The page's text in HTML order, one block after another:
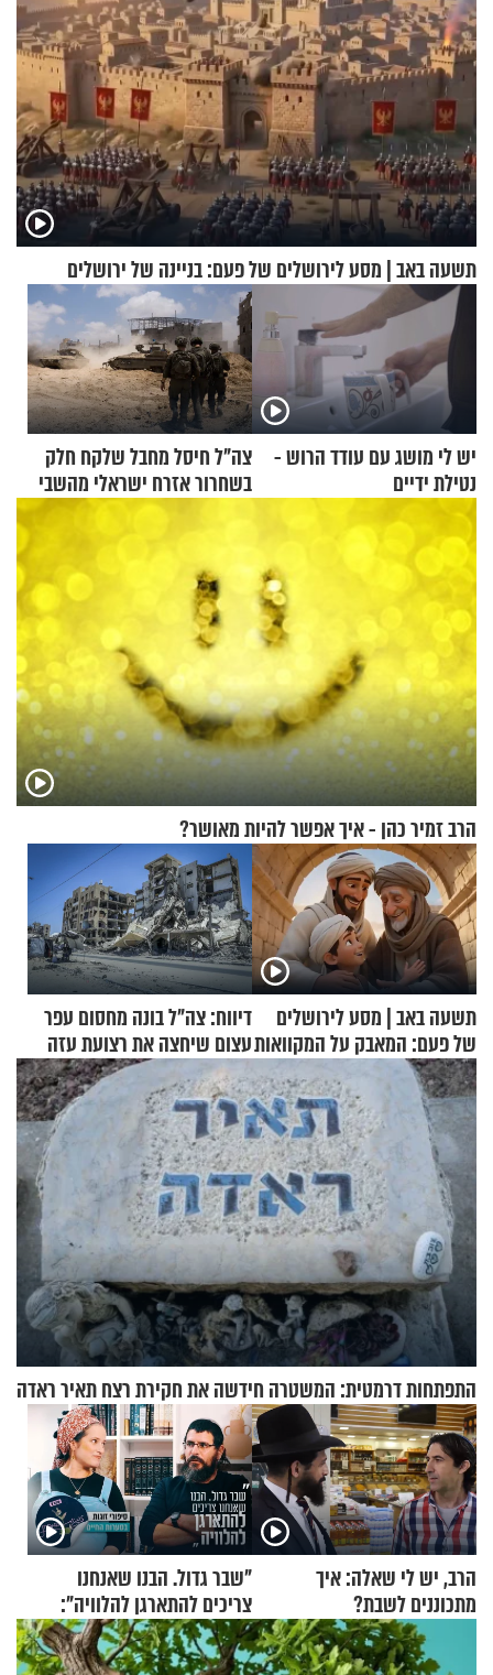
תשעה באב | מסע לירושלים של פעם: בניינה של ירושלים
יש לי מושג עם עודד הרוש -
נטילת ידיים
צה"ל חיסל מחבל שלקח חלק
בשחרור אזרח ישראלי מהשבי
הרב זמיר כהן - איך אפשר להיות מאושר?
תשעה באב | מסע לירושלים
של פעם: המאבק על המקוואות
דיווח: צה"ל בונה מחסום עפר
עצום שיחצה את רצועת עזה
לשניים
התפתחות דרמטית: המשטרה חידשה את חקירת רצח תאיר ראדה
הרב, יש לי שאלה: איך
מתכוננים לשבת?
"שבר גדול. הבנו שאנחנו
צריכים להתארגן להלוויה":
זוגיות במבחן, הפעם עם מרים
וגד דנינו